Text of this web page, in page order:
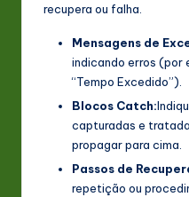
recupera ou falha.
Mensagens de
indicando erros (por
“Tempo Excedido”).
Blocos Catch:
capturadas e
propagar para cima.
Passos de
repetição ou